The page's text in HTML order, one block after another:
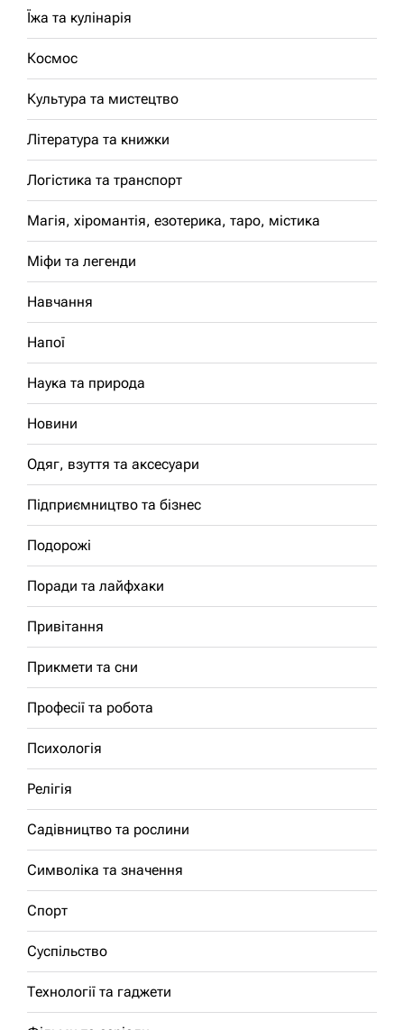
Їжа та кулінарія
Космос
Культура та мистецтво
Література та книжки
Логістика та транспорт
Магія, хіромантія, езотерика, таро, містика
Міфи та легенди
Навчання
Напої
Наука та природа
Новини
Одяг, взуття та аксесуари
Підприємництво та бізнес
Подорожі
Поради та лайфхаки
Привітання
Прикмети та сни
Професії та робота
Психологія
Релігія
Садівництво та рослини
Символіка та значення
Спорт
Суспільство
Технології та гаджети